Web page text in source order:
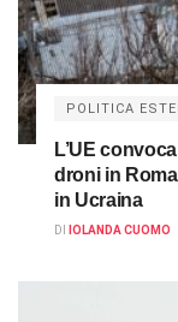
POLITICA
L’UE
droni in
in Ucraina
DI IOLANDA CUOMO